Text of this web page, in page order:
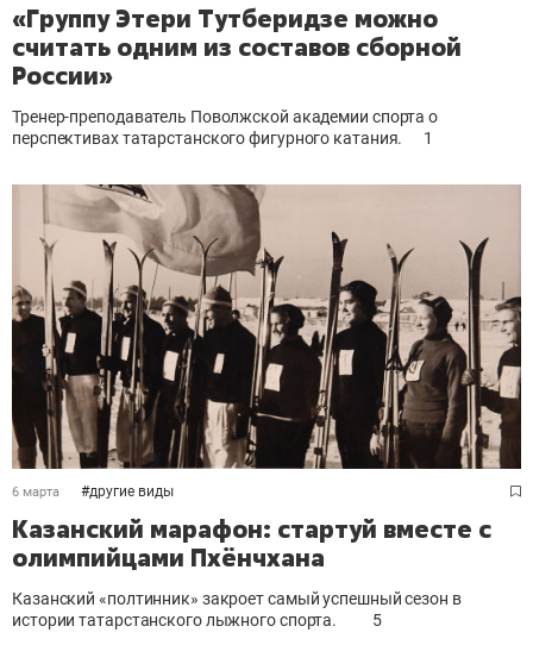
«Группу Этери Тутберидзе можно
считать одним из составов сборной
России»
Тренер-преподаватель Поволжской академии спорта о
перспективах татарстанского фигурного катания.
1
6 марта #другие виды
Казанский марафон: стартуй вместе с
олимпийцами Пхёнчхана
Казанский «полтинник» закроет самый успешный сезон в
истории татарстанского лыжного спорта.
5